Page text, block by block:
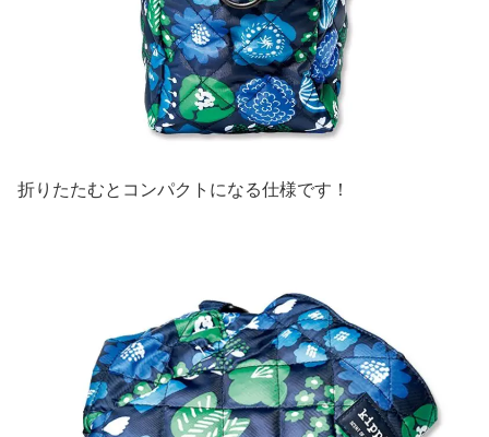
折りたたむとコンパクトになる仕様です！